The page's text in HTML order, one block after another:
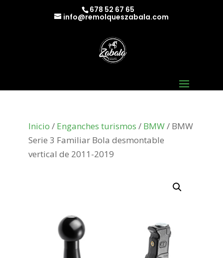
678 52 67 65
info@remolqueszabala.com
Inicio / Enganches turismos / BMW/ BMW
Serie 3 Familiar Bola desmontable
vertical de 2011-2019